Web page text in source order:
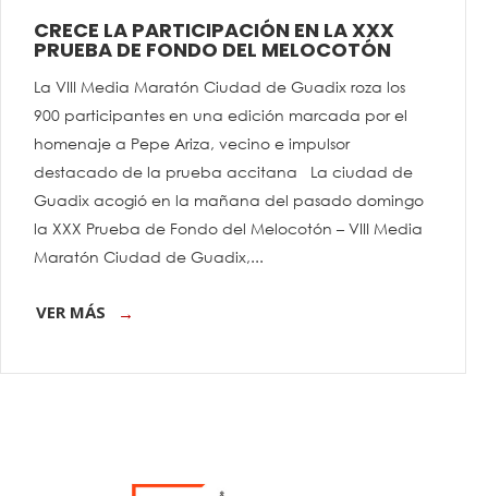
CRECE LA PARTICIPACIÓN EN LA XXX
PRUEBA DE FONDO DEL MELOCOTÓN
La VIII Media Maratón Ciudad de Guadix roza los
900 participantes en una edición marcada por el
homenaje a Pepe Ariza, vecino e impulsor
destacado de la prueba accitana La ciudad de
Guadix acogió en la mañana del pasado domingo
la XXX Prueba de Fondo del Melocotón – VIII Media
Maratón Ciudad de Guadix,...
VER MÁS